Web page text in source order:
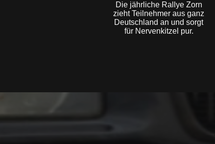
Die jährliche Rallye Zorn
zieht Teilnehmer aus ganz
Deutschland an und sorgt
für Nervenkitzel pur.